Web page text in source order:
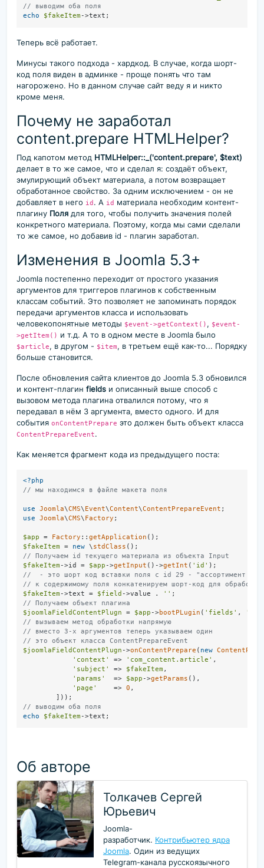
// выводим оба поля
echo
$fakeItem
Теперь всё работает.
Минусы такого подхода - хардкод. В случае, когда шорт-
код поля виден в админке - проще понять что там
нагорожено. Но в данном случае сайт веду я и никто
кроме меня.
Почему не заработал
content.prepare HTMLHelper?
Под капотом метод HTMLHelper::_('content.prepare', $text)
делает в то же самое, что и сделал я: создаёт объект,
эмулирующий объект материала, а потом возвращает
обработанное свойство. За одним исключением - он не
добавляет в него id . А id материала необходим контент-
плагину Поля для того, чтобы получить значения полей
конкретного материала. Поэтому, когда мы сами сделали
то же самое, но добавив id - плагин заработал.
Изменения в Joomla 5.3+
Joomla постепенно переходит от простого указания
аргументов для триггеров плагинов к собственным
классам событий. Это позволяет не запоминать порядок
передачи аргументов класса и использовать
человекопонятные методы $event->getContext() , $event-
>getItem() и т.д. А то в одном месте в Joomla было
$article, в другом - $item, в третьем ещё как-то... Порядку
больше становится.
После обновления сайта клиентов до Joomla 5.3 обновился
и контент-плагин fields и описанный выше способ с
вызовом метода плагина отвалился потому, что я
передавал в нём 3 аргумента, вместо одного. И для
события onContentPrepare это должен быть объект класса
ContentPrepareEvent.
Как меняется фрагмент кода из предыдущего поста:
<?php
// мы находимся в файле макета поля
use Joomla\CMS\ Event\Content\ContentPrepareEvent
use
Joomla\CMS\ Factory ;
$app = Factory ::getApplication
$fakeItem = new \ stdClass
// Получаем id текущего материала из объекта Input
$fakeItem ->id = $app ->getInput ()->getInt ( 'id'
//  - это шорт код вставки поля с id 29 - "ассортимент
// к содержимому поля конкатенируем шорт-код для обработки
$fakeItem ->text = $field ->value . ''
// Получаем объект плагина
$joomlaFieldContentPlugn = $app ->bootPLugin ( 'fields' ,
// вызываем метод обработки напрямую
// вместо 3-х аргументов теперь указываем один
// это объект класса ContentPrepareEvent
$joomlaFieldContentPlugn ->onContentPrepare ( new
'context'
=> 'com_content.article' ,
'subject'
=> $fakeItem ,
'params'
  =>
$app ->getParams (),
'page'
    =>
0 ,
// выводим оба поля
echo
$fakeItem
Об авторе
Толкачев Сергей
Юрьевич
Joomla-
разработчик. Контрибьютер ядра
Joomla. Один из ведущих
Telegram-канала русскоязычного